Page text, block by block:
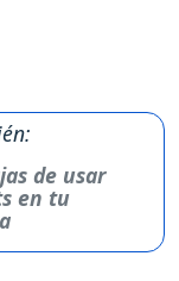
de usar
en tu